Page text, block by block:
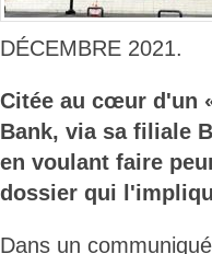
DÉCEMBRE 2021.
Citée au cœur d'un
Bank, via sa filiale
en voulant faire
dossier qui
Dans un